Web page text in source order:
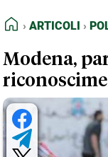
FEED RSS
NORMATIVE
TERMINI e
HOME
ARTICOLI
Modena,